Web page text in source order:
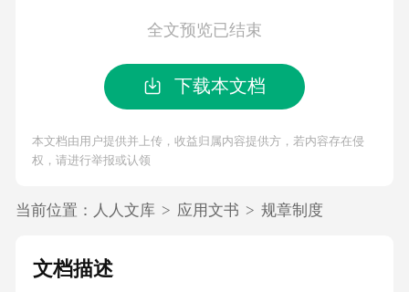
全文预览已结束
下载本文档
本文档由用户提供并上传，收益归属内容提供方，若内容存在侵
权，请进行举报或认领
当前位置： 人人文库 > 应用文书 > 规章制度
文档描述